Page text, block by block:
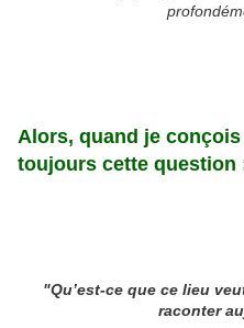
Alors, quand je
toujours cette question
"Qu’est-ce que ce lieu
raconter